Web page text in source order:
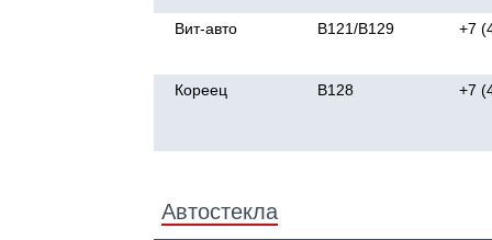
Вит-авто B121/B129 +7
Кореец В128 +7
Автостекла